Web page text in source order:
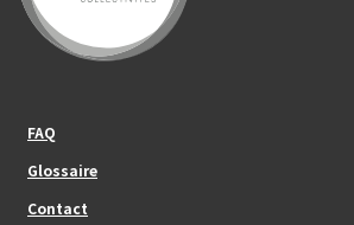
FAQ
Glossaire
Contact